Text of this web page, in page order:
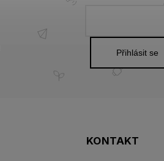
KONTAKT
Přihlásit se